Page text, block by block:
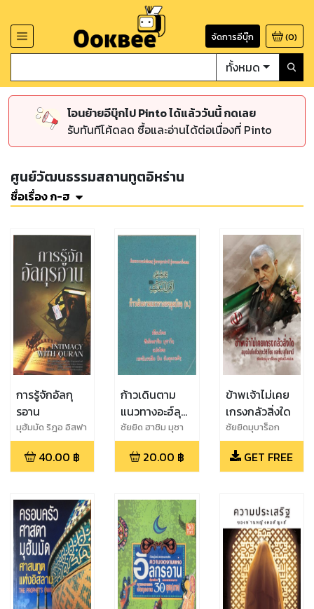
จัดการอีบุ๊ก (0)
ทั้งหมด
โอนย้ายอีบุ๊กไป Pinto ได้แล้ววันนี้ กดเลย
รับทันทีโค้ดลด ซื้อและอ่านได้ต่อเนื่องที่ Pinto
ศูนย์วัฒนธรรมสถานทูตอิหร่าน
ชื่อเรื่อง ก-ฮ
การรู้จักอัลกุ
รอาน
มุฮัมมัด ริฎอ อิสฟา
ฮานี
40.00 ฿
ก้าวเดินตาม
แนวทางอะฮ์ลุ
ลบัยต์
ซัยยิด ฮาชิม มุซา
วีย์
20.00 ฿
ข้าพเจ้าไม่เคย
เกรงกลัวสิ่งใด
ซัยยิดมุบาร็อก
ฮุซัยนี
GET FREE